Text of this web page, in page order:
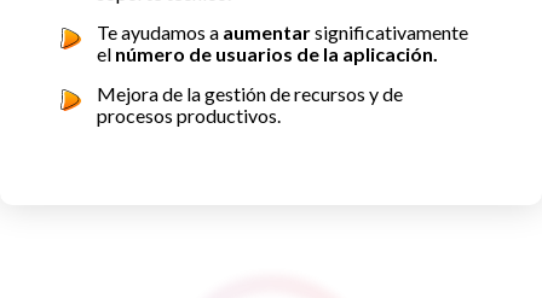
Te ayudamos a aumentarsignificativamente
el número de usuarios de la aplicación.
Mejora de la gestión de recursos y de
procesos productivos.